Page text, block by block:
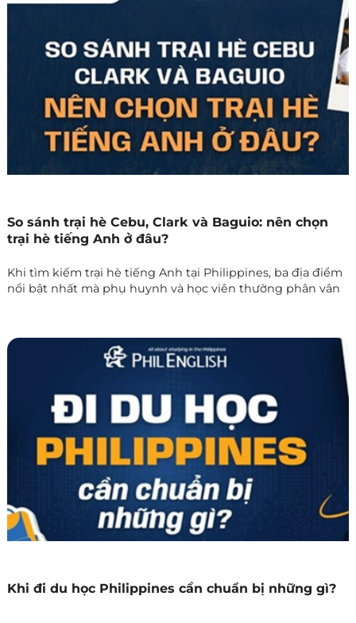
So sánh trại hè Cebu, Clark và Baguio: nên chọn
trại hè tiếng Anh ở đâu?
Khi tìm kiếm trại hè tiếng Anh tại Philippines, ba địa điểm
nổi bật nhất mà phụ huynh và học viên thường phân vân
nghiệm. Bài viết này sẽ giúp bạn so sánh chi tiết ưu –
nhược điểm của từng khu vực để biết nên chọn trại hè
tiếng Anh ở đâu phù hợp nhất.
Khi đi du học Philippines cần chuẩn bị những gì?